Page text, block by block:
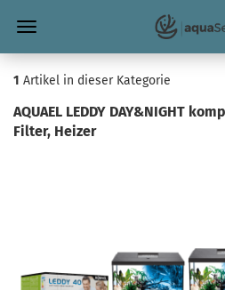
1 Artikel in dieser Kategorie
AQUAEL LEDDY DAY&NIGHT
Filter, Heizer